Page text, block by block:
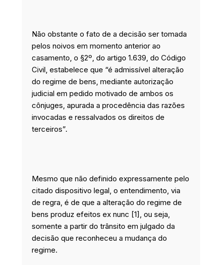
Não obstante o fato de a decisão ser tomada
pelos noivos em momento anterior ao
casamento, o §2º, do artigo 1.639, do Código
Civil, estabelece que “é admissível alteração
do regime de bens, mediante autorização
judicial em pedido motivado de ambos os
cônjuges, apurada a procedência das razões
invocadas e ressalvados os direitos de
terceiros”.
Mesmo que não definido expressamente pelo
citado dispositivo legal, o entendimento, via
de regra, é de que a alteração do regime de
bens produz efeitos ex nunc [1], ou seja,
somente a partir do trânsito em julgado da
decisão que reconheceu a mudança do
regime.